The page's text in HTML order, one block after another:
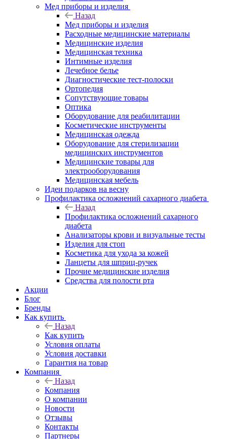
Мед приборы и изделия
Назад
Мед приборы и изделия
Расходные медицинские материалы
Медицинские изделия
Медицинская техника
Интимные изделия
Лечебное белье
Диагностические тест-полоски
Ортопедия
Сопутствующие товары
Оптика
Оборудование для реабилитации
Косметические инструменты
Медицинская одежда
Оборудование для стерилизации
медицинских инструментов
Медицинские товары для
электрооборудования
Медицинская мебель
Идеи подарков на весну
Профилактика осложнений сахарного диабета
Назад
Профилактика осложнений сахарного
диабета
Анализаторы крови и визуальные тесты
Изделия для стоп
Косметика для ухода за кожей
Ланцеты для шприц-ручек
Прочие медицинские изделия
Средства для полости рта
Акции
Блог
Бренды
Как купить
Назад
Как купить
Условия оплаты
Условия доставки
Гарантия на товар
Компания
Назад
Компания
О компании
Новости
Отзывы
Контакты
Партнеры